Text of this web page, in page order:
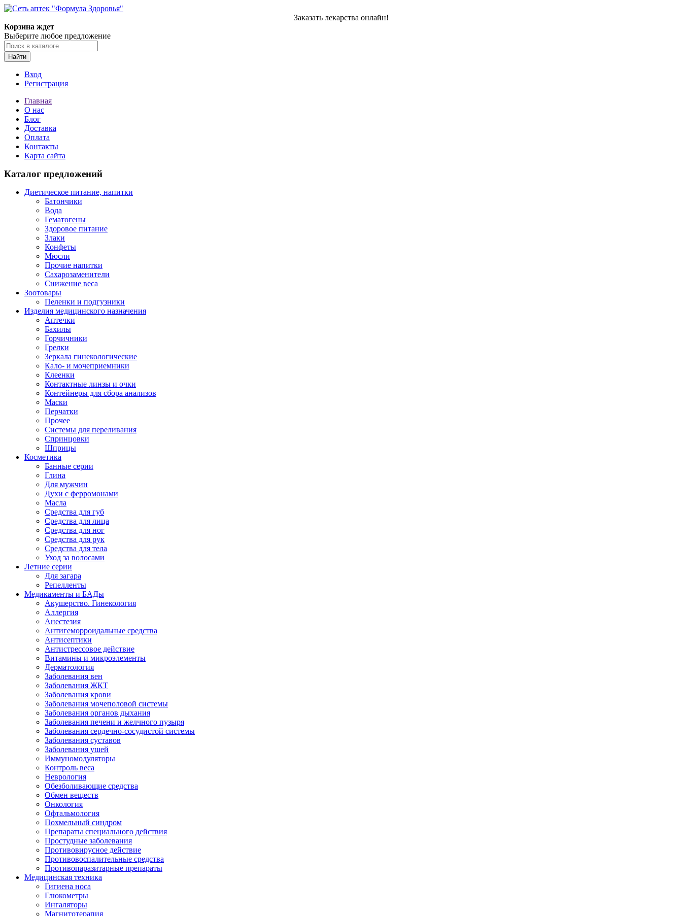
Заказать лекарства онлайн!
Корзина ждет
Выберите любое предложение
Найти
Вход
Регистрация
Главная
О нас
Блог
Доставка
Оплата
Контакты
Карта сайта
Каталог предложений
Диетическое питание, напитки
Батончики
Вода
Гематогены
Здоровое питание
Злаки
Конфеты
Мюсли
Прочие напитки
Сахарозаменители
Снижение веса
Зоотовары
Пеленки и подгузники
Изделия медицинского назначения
Аптечки
Бахилы
Горчичники
Грелки
Зеркала гинекологические
Кало- и мочеприемники
Клеенки
Контактные линзы и очки
Контейнеры для сбора анализов
Маски
Перчатки
Прочее
Системы для переливания
Спринцовки
Шприцы
Косметика
Банные серии
Глина
Для мужчин
Духи с ферромонами
Масла
Средства для губ
Средства для лица
Средства для ног
Средства для рук
Средства для тела
Уход за волосами
Летние серии
Для загара
Репелленты
Медикаменты и БАДы
Акушерство. Гинекология
Аллергия
Анестезия
Антигеморроидальные средства
Антисептики
Антистрессовое действие
Витамины и микроэлементы
Дерматология
Заболевания вен
Заболевания ЖКТ
Заболевания крови
Заболевания мочеполовой системы
Заболевания органов дыхания
Заболевания печени и желчного пузыря
Заболевания сердечно-сосудистой системы
Заболевания суставов
Заболевания ушей
Иммуномодуляторы
Контроль веса
Неврология
Обезболивающие средства
Обмен веществ
Онкология
Офтальмология
Похмельный синдром
Препараты специального действия
Простудные заболевания
Противовирусное действие
Противовоспалительные средства
Противопаразитарные препараты
Медицинская техника
Гигиена носа
Глюкометры
Ингаляторы
Магнитотерапия